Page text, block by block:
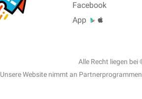
Facebook
App
Alle Recht liegen
Unsere Website nimmt an